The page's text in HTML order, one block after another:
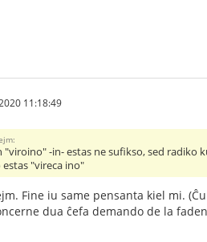
11:18:49
"viroino" -in- estas ne sufikso, sed radiko
estas "vireca ino"
Fine iu same pensanta kiel mi.
dua ĉefa demando de la